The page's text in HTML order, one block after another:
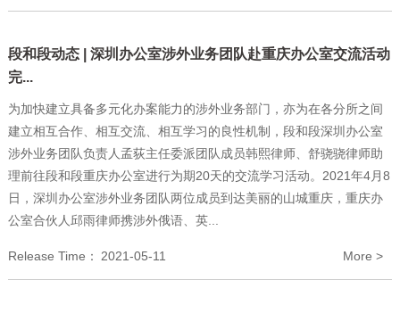
段和段动态 | 深圳办公室涉外业务团队赴重庆办公室交流活动
完...
为加快建立具备多元化办案能力的涉外业务部门，亦为在各分所之间
建立相互合作、相互交流、相互学习的良性机制，段和段深圳办公室
涉外业务团队负责人孟荻主任委派团队成员韩熙律师、舒骁骁律师助
理前往段和段重庆办公室进行为期20天的交流学习活动。2021年4月8
日，深圳办公室涉外业务团队两位成员到达美丽的山城重庆，重庆办
公室合伙人邱雨律师携涉外俄语、英...
Release Time： 2021-05-11 More >